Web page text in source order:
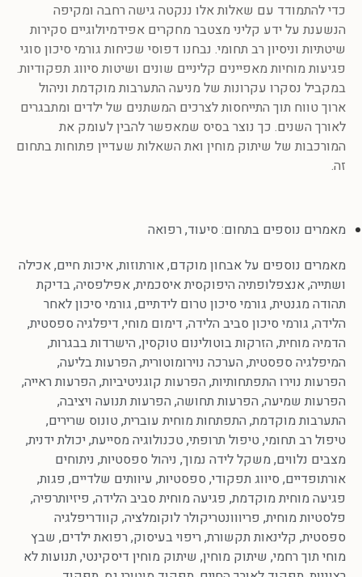
כדי להתמודד עם שאלות אלו ננקטה גישה רחבה ומקיפה
הנשענת על ידע קליני מצטבר מחקרים אפידמיולוגיים סקירות
שיטתיות וניסיון רב תחומי. נבחנו דפוסי שכיחות גורמי סיכון סוגי
פגיעות מוחיות מאפיינים קליניים שונים ושיטות סיווג תפקודיות.
במקביל נסקרו עקרונות של מניעה התערבות מוקדמת וניהול
ארוך טווח תוך התייחסות לצרכים המשתנים של ילדים ומתבגרים
לאורך השנים. כך נוצר בסיס שמאפשר להבין לעומק את
המורכבות של שיתוק מוחין ואת השאלות שעדיין פתוחות בתחום
זה.
מאמרים נוספים בתחום: סיעוד,רפואה
מאמרים נוספים עלאבחון מוקדם,אורתוזות,איכות חיים,אכילה
ושתייה,אנצפלופתיה היפוקסית איסכמית,אפילפסיה,בדיקת
תהודה מגנטית, גורמי סיכון טרום לידתיים, גורמי סיכון לאחר
הלידה, גורמי סיכון סביב הלידה, דימום מוחי, דיפלגיה ספסטית,
הדמיה מוחית, הזרקות בוטולינום טוקסין, הישרדות בבגרות,
המיפלגיה ספסטית, הערכה נוירומוטורית, הפרעות בליעה,
הפרעות נוירו התפתחותיות, הפרעות קוגניטיביות, הפרעות ראייה,
הפרעות שמיעה, הפרעות תחושה, הפרעות תנועה ויציבה,
התערבות מוקדמת, התפתחות מוחית עוברית, טונוס שרירים,
טיפול רב תחומי, טיפול תרופתי, טכנולוגיה מסייעת,יכולת ידנית,
מצבים נלווים,משקל לידה נמוך, ניהול ספסטיות, ניתוחים
אורתופדיים, סיווג תפקודי, ספסטיות, עיוותים שלדיים, פגות,
פגיעה מוחית מוקדמת, פגיעה מוחית סביב הלידה, פיזיותרפיה,
פלסטיות מוחית, פריווונטריקולר לוקומלציה, קוודריפלגיה
ספסטית, קלינאות תקשורת,ריפוי בעיסוק,רפואת ילדים, שבץ
מוחי תוך רחמי, שיתוק מוחין, שיתוק מוחין דיסקינטי, תנועות לא